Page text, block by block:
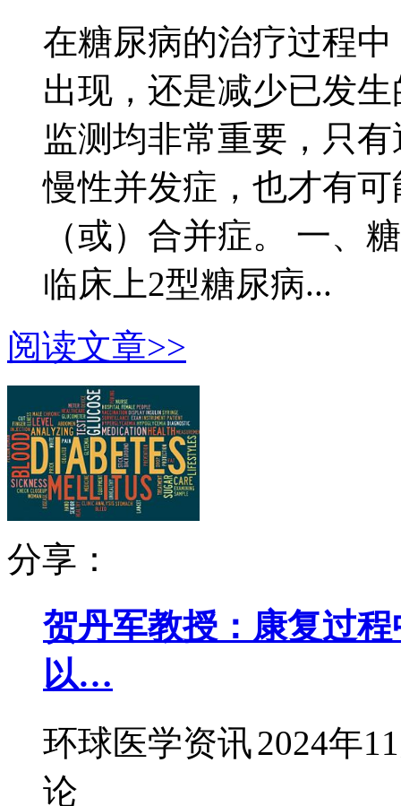
在糖尿病的治疗过程
出现，还是减少已发
监测均非常重要，只
慢性并发症，也才有
（或）合并症。 一、
临床上2型糖尿病...
阅读文章>>
分享：
贺丹军教授：康复过
以…
环球医学资讯2024年
论